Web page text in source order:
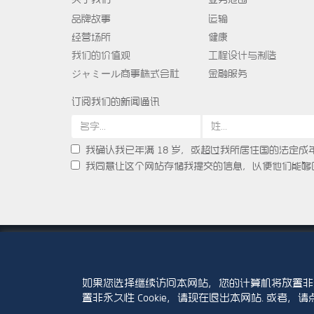
品牌故事
经营场所
我们的价值观
ジャミール商事株式会社
运输
健康
工程设计与制造
金融服务
订阅我们的新闻通讯
我确认我已年满 18 岁，或超过我所居住国的法定成
我同意让这个网站存储我提交的信息，以便他们能够
使用条款 版权声明与免责声明 隐私政策
如果您选择继续访问本网站，您的计算机将放置
置非永久性 Cookie，请现在退出本网站. 或者，